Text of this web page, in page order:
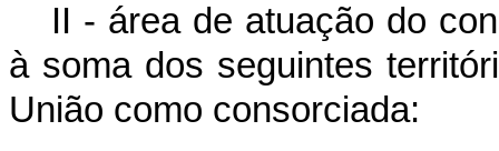
II - área de atuação do
à soma dos seguintes
União como consorciada: